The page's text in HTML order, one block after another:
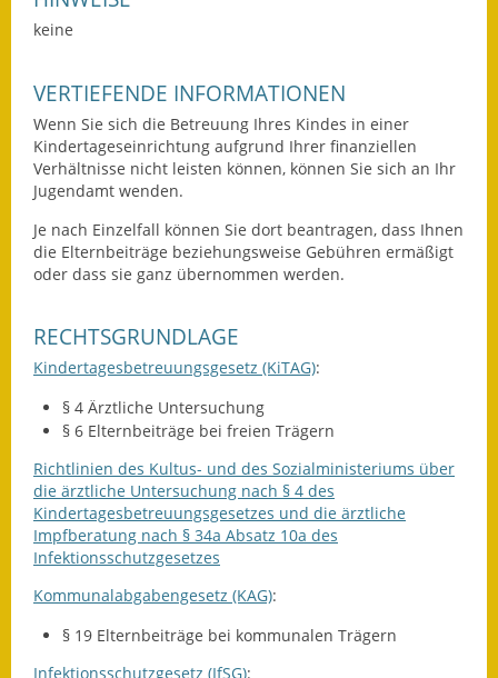
Was erledige ich wo?
Leben
Baugebiete & Bauplätze
Flächennutzungsplan
Gerätehütten
Gutachterausschuss
Mietspiegel
keine
VERTIEFENDE INFORMATIONEN
Wenn Sie sich die Betreuung Ihres Kindes in einer
Kindertageseinrichtung aufgrund Ihrer finanziellen
Verhältnisse nicht leisten können, können Sie sich an Ihr
Jugendamt wenden.
Je nach Einzelfall können Sie dort beantragen, dass Ihnen
die Elternbeiträge beziehungsweise Gebühren ermäßigt
oder dass sie ganz übernommen werden.
RECHTSGRUNDLAGE
Kindertagesbetreuungsgesetz (KiTAG):
§ 4 Ärztliche Untersuchung
§ 6 Elternbeiträge bei freien Trägern
Richtlinien des Kultus- und des Sozialministeriums über
die ärztliche Untersuchung nach § 4 des
Kindertagesbetreuungsgesetzes und die ärztliche
Impfberatung nach § 34a Absatz 10a des
Infektionsschutzgesetzes
Kommunalabgabengesetz (KAG):
§ 19 Elternbeiträge bei kommunalen Trägern
Infektionsschutzgesetz (IfSG):